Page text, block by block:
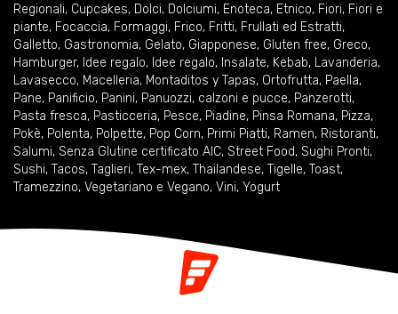
Regionali, Cupcakes, Dolci, Dolciumi, Enoteca, Etnico, Fiori, Fiori e
piante, Focaccia, Formaggi, Frico, Fritti, Frullati ed Estratti,
Galletto, Gastronomia, Gelato, Giapponese, Gluten free, Greco,
Hamburger, Idee regalo, Idee regalo, Insalate, Kebab, Lavanderia,
Lavasecco, Macelleria, Montaditos y Tapas, Ortofrutta, Paella,
Pane, Panificio, Panini, Panuozzi, calzoni e pucce, Panzerotti,
Pasta fresca, Pasticceria, Pesce, Piadine, Pinsa Romana, Pizza,
Pokè, Polenta, Polpette, Pop Corn, Primi Piatti, Ramen, Ristoranti,
Salumi, Senza Glutine certificato AIC, Street Food, Sughi Pronti,
Sushi, Tacos, Taglieri, Tex-mex, Thailandese, Tigelle, Toast,
Tramezzino, Vegetariano e Vegano, Vini, Yogurt